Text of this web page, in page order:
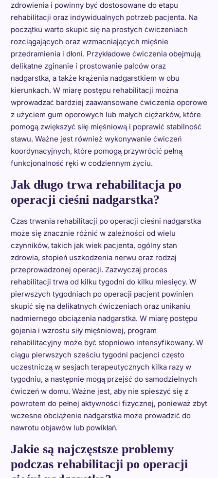
zdrowienia i powinny być dostosowane do etapu
rehabilitacji oraz indywidualnych potrzeb pacjenta. Na
początku warto skupić się na prostych ćwiczeniach
rozciągających oraz wzmacniających mięśnie
przedramienia i dłoni. Przykładowe ćwiczenia obejmują
delikatne zginanie i prostowanie palców oraz
nadgarstka, a także krążenia nadgarstkiem w obu
kierunkach. W miarę postępu rehabilitacji można
wprowadzać bardziej zaawansowane ćwiczenia oporowe
z użyciem gum oporowych lub małych ciężarków, które
pomogą zwiększyć siłę mięśniową i poprawić stabilność
stawu. Ważne jest również wykonywanie ćwiczeń
koordynacyjnych, które pomogą przywrócić pełną
funkcjonalność ręki w codziennym życiu.
Jak długo trwa rehabilitacja po
operacji cieśni nadgarstka?
Czas trwania rehabilitacji po operacji cieśni nadgarstka
może się znacznie różnić w zależności od wielu
czynników, takich jak wiek pacjenta, ogólny stan
zdrowia, stopień uszkodzenia nerwu oraz rodzaj
przeprowadzonej operacji. Zazwyczaj proces
rehabilitacji trwa od kilku tygodni do kilku miesięcy. W
pierwszych tygodniach po operacji pacjent powinien
skupić się na delikatnych ćwiczeniach oraz unikaniu
nadmiernego obciążenia nadgarstka. W miarę postępu
gojenia i wzrostu siły mięśniowej, program
rehabilitacyjny może być stopniowo intensyfikowany. W
ciągu pierwszych sześciu tygodni pacjenci często
uczestniczą w sesjach terapeutycznych kilka razy w
tygodniu, a następnie mogą przejść do samodzielnych
ćwiczeń w domu. Ważne jest, aby nie spieszyć się z
powrotem do pełnej aktywności fizycznej, ponieważ zbyt
wczesne obciążenie nadgarstka może prowadzić do
nawrotu objawów lub powikłań.
Jakie są najczęstsze problemy
podczas rehabilitacji po operacji